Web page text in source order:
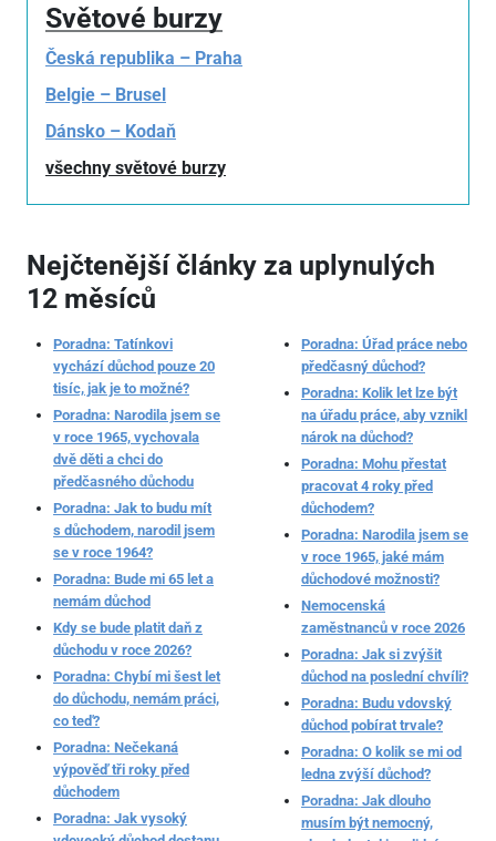
Světové burzy
Česká republika – Praha
Belgie – Brusel
Dánsko – Kodaň
všechny světové burzy
Nejčtenější články za uplynulých
12 měsíců
Poradna: Tatínkovi
vychází důchod pouze 20
tisíc, jak je to možné?
Poradna: Narodila jsem se
v roce 1965, vychovala
dvě děti a chci do
předčasného důchodu
Poradna: Jak to budu mít
s důchodem, narodil jsem
se v roce 1964?
Poradna: Bude mi 65 let a
nemám důchod
Kdy se bude platit daň z
důchodu v roce 2026?
Poradna: Chybí mi šest let
do důchodu, nemám práci,
co teď?
Poradna: Nečekaná
výpověď tři roky před
důchodem
Poradna: Jak vysoký
Poradna: Úřad práce nebo
předčasný důchod?
Poradna: Kolik let lze být
na úřadu práce, aby vznikl
nárok na důchod?
Poradna: Mohu přestat
pracovat 4 roky před
důchodem?
Poradna: Narodila jsem se
v roce 1965, jaké mám
důchodové možnosti?
Nemocenská
zaměstnanců v roce 2026
Poradna: Jak si zvýšit
důchod na poslední chvíli?
Poradna: Budu vdovský
důchod pobírat trvale?
Poradna: O kolik se mi od
ledna zvýší důchod?
Poradna: Jak dlouho
musím být nemocný,